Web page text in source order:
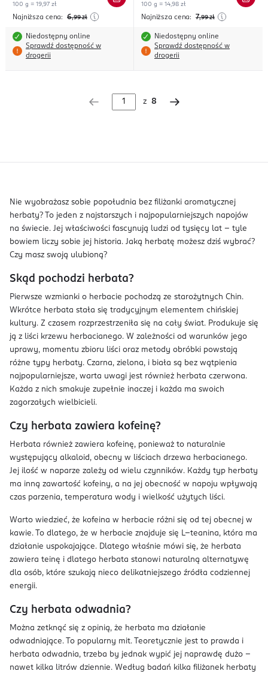
100 g = 19,97 zł
Najniższa cena: 6,99 zł
Niedostępny online
Sprawdź dostępność w
drogerii
100 g = 14,98 zł
Najniższa cena: 7,99 zł
Niedostępny online
Sprawdź dostępność w
drogerii
z 8
Nie wyobrażasz sobie popołudnia bez filiżanki aromatycznej
herbaty? To jeden z najstarszych i najpopularniejszych napojów
na świecie. Jej właściwości fascynują ludzi od tysięcy lat – tyle
bowiem liczy sobie jej historia. Jaką herbatę możesz dziś wybrać?
Czy masz swoją ulubioną?
Skąd pochodzi herbata?
Pierwsze wzmianki o herbacie pochodzą ze starożytnych Chin.
Wkrótce herbata stała się tradycyjnym elementem chińskiej
kultury. Z czasem rozprzestrzeniła się na cały świat. Produkuje się
ją z liści krzewu herbacianego. W zależności od warunków jego
uprawy, momentu zbioru liści oraz metody obróbki powstają
różne typy herbaty. Czarna, zielona, i biała są bez wątpienia
najpopularniejsze, warta uwagi jest również herbata czerwona.
Każda z nich smakuje zupełnie inaczej i każda ma swoich
zagorzałych wielbicieli.
Czy herbata zawiera kofeinę?
Herbata również zawiera kofeinę, ponieważ to naturalnie
występujący alkaloid, obecny w liściach drzewa herbacianego.
Jej ilość w naparze zależy od wielu czynników. Każdy typ herbaty
ma inną zawartość kofeiny, a na jej obecność w napoju wpływają
czas parzenia, temperatura wody i wielkość użytych liści.
Warto wiedzieć, że kofeina w herbacie różni się od tej obecnej w
kawie. To dlatego, że w herbacie znajduje się L–teanina, która ma
działanie uspokajające. Dlatego właśnie mówi się, że herbata
zawiera teinę i dlatego herbata stanowi naturalną alternatywę
dla osób, które szukają nieco delikatniejszego źródła codziennej
energii.
Czy herbata odwadnia?
Można zetknąć się z opinią, że herbata ma działanie
odwadniające. To popularny mit. Teoretycznie jest to prawda i
herbata odwadnia, trzeba by jednak wypić jej naprawdę dużo –
nawet kilka litrów dziennie. Według badań kilka filiżanek herbaty